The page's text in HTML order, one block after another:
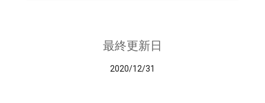
最終更新日
2020/12/31